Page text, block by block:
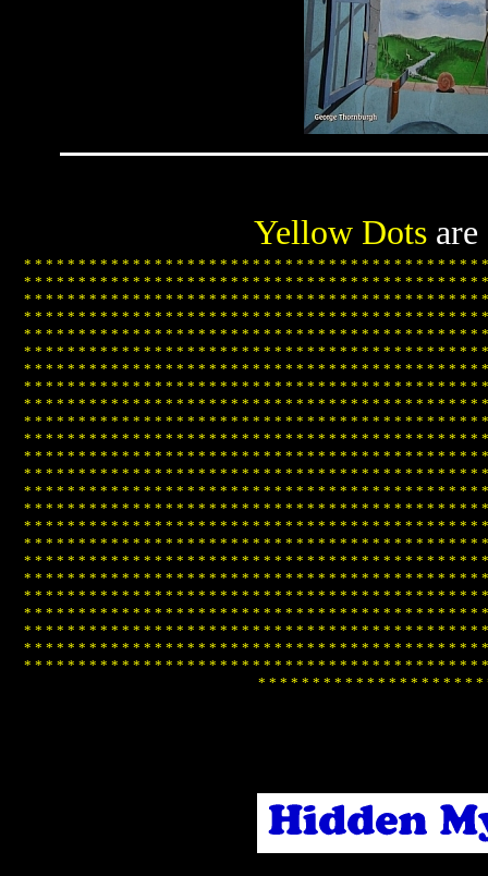
Yellow Dots
* * * * * * * * * * * * * * * * * * * * * * * * * * * * * * * * * * * * * * * * * *
* * * * * * * * * * * * * * * * * * * * * * * * * * * * * * * * * * * * * * * * * *
* * * * * * * * * * * * * * * * * * * * * * * * * * * * * * * * * * * * * * * * * *
* * * * * * * * * * * * * * * * * * * * * * * * * * * * * * * * * * * * * * * * * *
* * * * * * * * * * * * * * * * * * * * * * * * * * * * * * * * * * * * * * * * * *
* * * * * * * * * * * * * * * * * * * * * * * * * * * * * * * * * * * * * * * * * *
* * * * * * * * * * * * * * * * * * * * * * * * * * * * * * * * * * * * * * * * * *
* * * * * * * * * * * * * * * * * * * * * * * * * * * * * * * * * * * * * * * * * *
* * * * * * * * * * * * * * * * * * * * * * * * * * * * * * * * * * * * * * * * * *
* * * * * * * * * * * * * * * * * * * * * * * * * * * * * * * * * * * * * * * * * *
* * * * * * * * * * * * * * * * * * * * * * * * * * * * * * * * * * * * * * * * * *
* * * * * * * * * * * * * * * * * * * * * * * * * * * * * * * * * * * * * * * * * *
* * * * * * * * * * * * * * * * * * * * * * * * * * * * * * * * * * * * * * * * * *
* * * * * * * * * * * * * * * * * * * * * * * * * * * * * * * * * * * * * * * * * *
* * * * * * * * * * * * * * * * * * * * * * * * * * * * * * * * * * * * * * * * * *
* * * * * * * * * * * * * * * * * * * * * * * * * * * * * * * * * * * * * * * * * *
* * * * * * * * * * * * * * * * * * * * * * * * * * * * * * * * * * * * * * * * * *
* * * * * * * * * * * * * * * * * * * * * * * * * * * * * * * * * * * * * * * * * *
* * * * * * * * * * * * * * * * * * * * * * * * * * * * * * * * * * * * * * * * * *
* * * * * * * * * * * * * * * * * * * * * * * * * * * * * * * * * * * * * * * * * *
* * * * * * * * * * * * * * * * * * * * * * * * * * * * * * * * * * * * * * * * * *
* * * * * * * * * * * * * * * * * * * * * * * * * * * * * * * * * * * * * * * * * *
* * * * * * * * * * * * * * * * * * * * * * * * * * * * * * * * * * * * * * * * * *
* * * * * * * * * * * * * * * * * * * * * * * * * * * * * * * * * * * * * * * * * *
* * * * * * * * * * * * * * * * * * * * *